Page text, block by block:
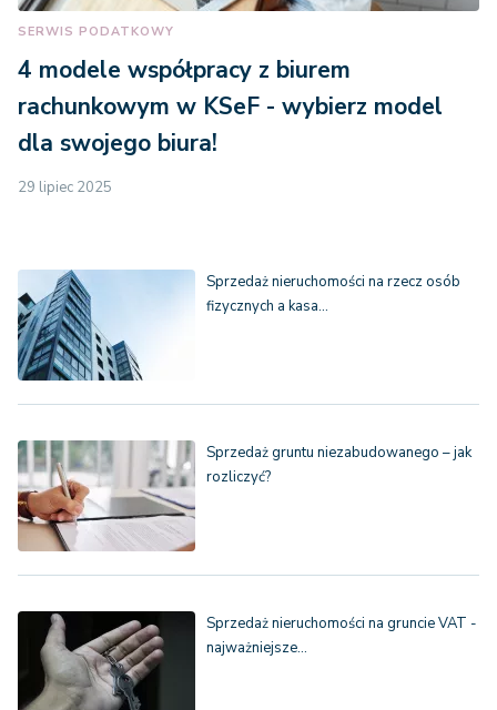
SERWIS PODATKOWY
4 modele współpracy z biurem
rachunkowym w KSeF - wybierz model
dla swojego biura!
29 lipiec 2025
Sprzedaż nieruchomości na rzecz osób
fizycznych a kasa…
Sprzedaż gruntu niezabudowanego – jak
rozliczyć?
Sprzedaż nieruchomości na gruncie VAT -
najważniejsze…